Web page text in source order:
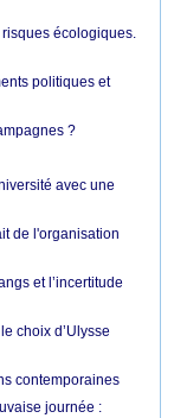
écologiques.
politiques et
?
avec une
de l'organisation
et l’incertitude
choix d’Ulysse
contemporaines
journée :